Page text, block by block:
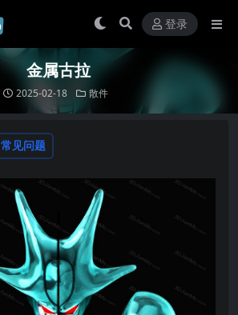
登录
金属古拉
2025-02-18 散件
常见问题